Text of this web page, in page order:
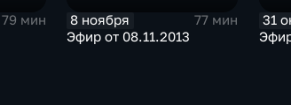
79 мин
8 ноября
77 мин
Эфир от 08.11.2013
31